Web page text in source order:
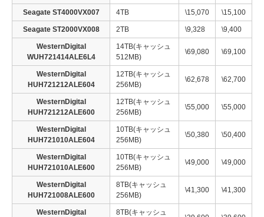
Seagate ST4000VX007 4TB \15,070 \15,100
Seagate ST2000VX008 2TB \9,328 \9,400
WesternDigital
WUH721414ALE6L4
14TB(キャッシュ
512MB)
\69,080 \69,100
WesternDigital
HUH721212ALE604
12TB(キャッシュ
256MB)
\62,678 \62,700
WesternDigital
HUH721212ALE600
12TB(キャッシュ
256MB)
\55,000 \55,000
WesternDigital
HUH721010ALE604
10TB(キャッシュ
256MB)
\50,380 \50,400
WesternDigital
HUH721010ALE600
10TB(キャッシュ
256MB)
\49,000 \49,000
WesternDigital
HUH721008ALE600
8TB(キャッシュ
256MB)
\41,300 \41,300
WesternDigital 8TB(キャッシュ